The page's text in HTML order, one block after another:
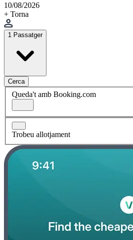
10/08/2026
+ Torna
1 Passatger
Cerca
Queda't amb Booking.com
Trobeu allotjament